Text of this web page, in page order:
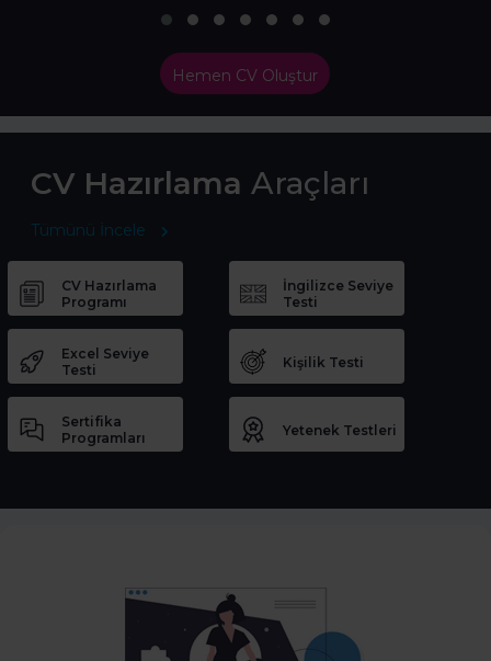
Hemen CV Oluştur
CV Hazırlama Araçları
Tümünü İncele
CV Hazırlama
Programı
İngilizce Seviye
Testi
Excel Seviye
Testi
Kişilik Testi
Sertifika
Programları
Yetenek Testleri